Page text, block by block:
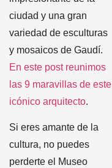
ciudad y una gran
variedad de esculturas
y mosaicos de Gaudí.
En este post reunimos
las 9 maravillas de este
icónico arquitecto.
Si eres amante de la
cultura, no puedes
perderte el Museo